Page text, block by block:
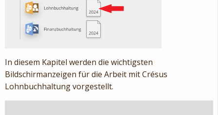
In diesem Kapitel werden die wichtigsten
Bildschirmanzeigen für die Arbeit mit Crésus
Lohnbuchhaltung vorgestellt.